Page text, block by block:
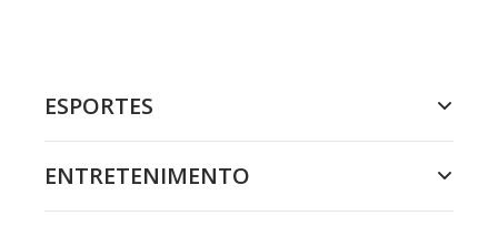
ESPORTES
ENTRETENIMENTO